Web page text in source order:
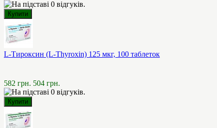
L-Тироксин (L-Thyroxin) 125 мкг, 100 таблеток
582 грн. 504 грн.